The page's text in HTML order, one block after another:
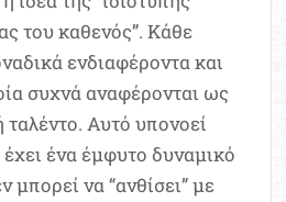
του καθενός”. Κάθε
ενδιαφέροντα και
συχνά αναφέρονται ως
ταλέντο. Αυτό υπονοεί
έχει ένα έμφυτο δυναμικό
μπορεί να “ανθίσει” με